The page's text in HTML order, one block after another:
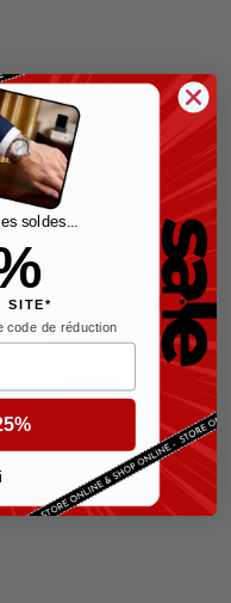
aussi…
Armani Diver
Armani Homme
soldes...
SITE*
code de réduction